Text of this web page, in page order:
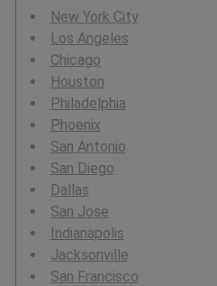
New York City
Los Angeles
Chicago
Houston
Philadelphia
Phoenix
San Antonio
San Diego
Dallas
San Jose
Indianapolis
Jacksonville
San Francisco